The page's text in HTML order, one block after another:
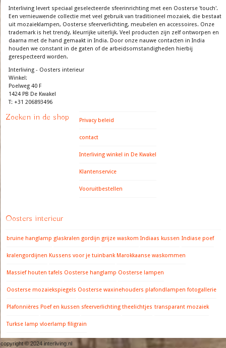
Interliving levert speciaal geselecteerde sfeerinrichting met een Oosterse 'touch'.
Een vernieuwende collectie met veel gebruik van traditioneel mozaiek, die bestaat
uit mozaieklampen, Oosterse sfeerverlichting, meubelen en accessoires. Onze
trademark is het trendy, kleurrijke uiterlijk. Veel producten zijn zelf ontworpen en
daarna met de hand gemaakt in India. Door onze nauwe contacten in India
houden we constant in de gaten of de arbeidsomstandigheden hierbij
gerespecteerd worden.
Interliving - Oosters interieur
Winkel:
Poelweg 40 F
1424 PB De Kwakel
T: +31 206893496
Zoeken in de shop Privacy beleid
contact
Interliving winkel in De Kwakel
Klantenservice
Vooruitbestellen
Oosters interieur
bruine hanglamp glaskralen gordijn grijze waskom Indiaas kussen Indiase poef
kralengordijnen Kussens voor je tuinbank Marokkaanse waskommen
Massief houten tafels Oosterse hanglamp Oosterse lampen
Oosterse mozaiekspiegels Oosterse waxinehouders plafondlampen fotogallerie
Plafonnières Poef en kussen sfeerverlichting theelichtjes transparant mozaiek
Turkse lamp vloerlamp filigrain
copyright © 2024 interliving.nl